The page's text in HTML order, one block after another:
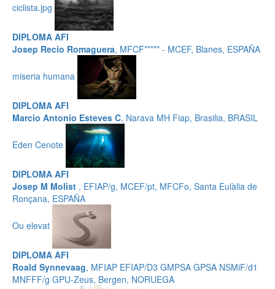
ciclista.jpg
DIPLOMA AFI
Josep Recio Romaguera, MFCF***** - MCEF, Blanes, ESPAÑA
miseria humana
DIPLOMA AFI
Marcio Antonio Esteves C, Narava MH Fiap, Brasilia, BRASIL
Eden Cenote
DIPLOMA AFI
Josep M Molist , EFIAP/g, MCEF/pt, MFCFo, Santa Eulàlia de
Ronçana, ESPAÑA
Ou elevat
DIPLOMA AFI
Roald Synnevaag, MFIAP EFIAP/D3 GMPSA GPSA NSMiF/d1
MNFFF/g GPU-Zeus, Bergen, NORUEGA